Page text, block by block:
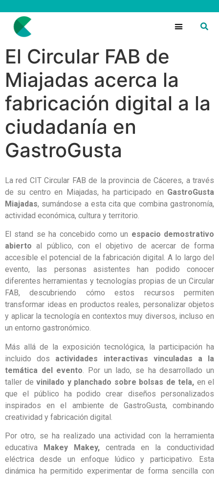
El Circular FAB de
Miajadas acerca la
fabricación digital a la
ciudadanía en
GastroGusta
La red CIT Circular FAB de la provincia de Cáceres, a través
de su centro en Miajadas, ha participado en GastroGusta
Miajadas, sumándose a esta cita que combina gastronomía,
actividad económica, cultura y territorio.
El stand se ha concebido como un espacio demostrativo
abierto al público, con el objetivo de acercar de forma
accesible el potencial de la fabricación digital. A lo largo del
evento, las personas asistentes han podido conocer
diferentes herramientas y tecnologías propias de un Circular
FAB, descubriendo cómo estos recursos permiten
transformar ideas en productos reales, personalizar objetos
y aplicar la tecnología en contextos muy diversos, incluso en
un entorno gastronómico.
Más allá de la exposición tecnológica, la participación ha
incluido dos actividades interactivas vinculadas a la
temática del evento . Por un lado, se ha desarrollado un
taller de vinilado y planchado sobre bolsas de tela, en el
que el público ha podido crear diseños personalizados
inspirados en el ambiente de GastroGusta, combinando
creatividad y fabricación digital.
Por otro, se ha realizado una actividad con la herramienta
educativa Makey Makey, centrada en la conductividad
eléctrica desde un enfoque lúdico y participativo. Esta
dinámica ha permitido experimentar de forma sencilla con